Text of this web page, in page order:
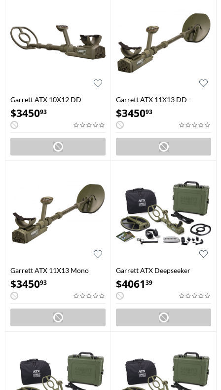
Garrett ATX 10X12 DD
Detecteur de Metal
$345093
Garrett ATX 11X13 DD -
Disque Fermé
$345093
Garrett ATX 11X13 Mono
Disque Fermé- Detecteur de
Metal
$345093
Garrett ATX Deepseeker
Package Avec 20″ Deepseeker
Et Un 10″x12″ Disque DD
Ouvert
$406139